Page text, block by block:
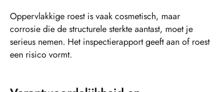
Oppervlakkige roest is vaak cosmetisch, maar
corrosie die de structurele sterkte aantast, moet je
serieus nemen. Het inspectierapport geeft aan of roest
een risico vormt.